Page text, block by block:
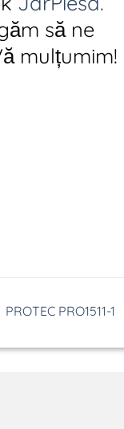
să ne
mulțumim!
PROTEC PRO1511-1